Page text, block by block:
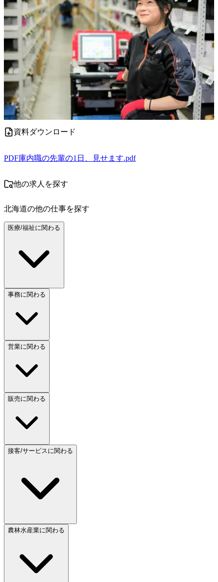
資料ダウンロード
PDF庫内職の先輩の1日、見せます.pdf
他の求人を探す
北海道の他の仕事を探す
医療/福祉に関わる
事務に関わる
営業に関わる
販売に関わる
接客/サービスに関わる
農林水産業に関わる